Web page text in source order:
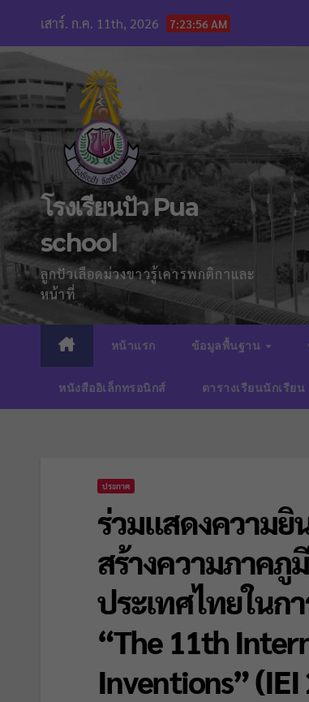
content
เสาร์. ก.ค. 11th, 2026 7:23:58 AM
โรงเรียนปัว Pua
school
ลูกปัวเลือดม่วงขาวรู้เคารพกติกาและ
หน้าที่
หน้าแรก ข้อมูลพื้นฐาน
หนังสืออิเล็กทรอนิกส์ ตารางเรียนนักเรีย
ประกาศ
ร่วมแสดงความยิ
สร้างความภาคภู
ประเทศไทยในก
“The 11th
Inventions” (IEI